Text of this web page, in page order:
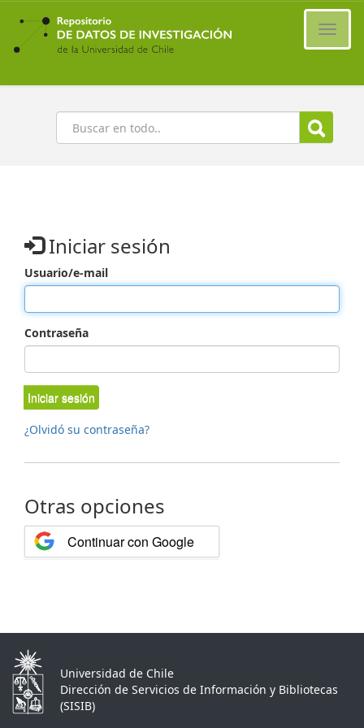
Ir
contenido
principal
Buscar
Iniciar sesión
Usuario/e-mail
Contraseña
Iniciar sesión
¿Olvidó su contraseña?
Otras opciones
Continuar con Google
Universidad de Chile
Dirección de Servicios de Información y Bibliotecas
(SISIB)